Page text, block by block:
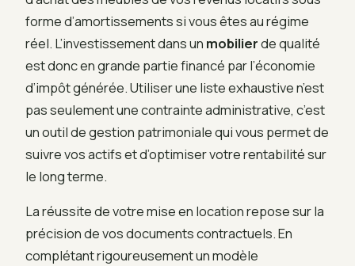
forme d’amortissements si vous êtes au régime
réel. L’investissement dans un mobilierde qualité
est donc en grande partie financé par l’économie
d’impôt générée. Utiliser une liste exhaustive n’est
pas seulement une contrainte administrative, c’est
un outil de gestion patrimoniale qui vous permet de
suivre vos actifs et d’optimiser votre rentabilité sur
le long terme.
La réussite de votre mise en location repose sur la
précision de vos documents contractuels. En
complétant rigoureusement un modèle